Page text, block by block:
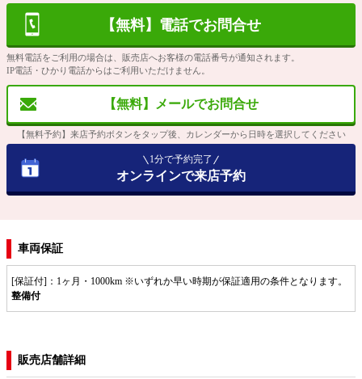
【無料】電話でお問合せ
無料電話をご利用の場合は、販売店へお客様の電話番号が通知されます。
IP電話・ひかり電話からはご利用いただけません。
【無料】メールでお問合せ
【無料予約】来店予約ボタンをタップ後、カレンダーから日時を選択してください
1分で予約完了
オンラインで来店予約
車両保証
[保証付]：1ヶ月・1000km ※いずれか早い時期が保証適用の条件となります。
整備付
販売店舗詳細